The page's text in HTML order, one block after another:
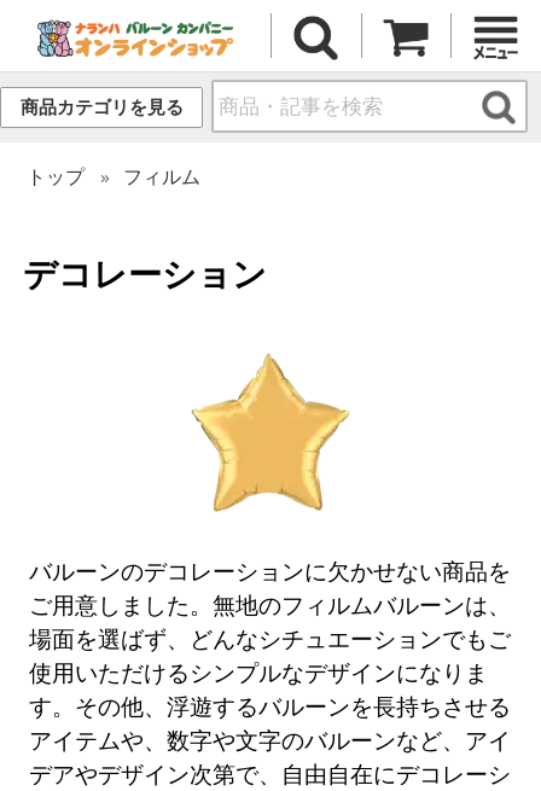
商品カテゴリを見る
トップ フィルム
デコレーション
バルーンのデコレーションに欠かせない商品を
ご用意しました。無地のフィルムバルーンは、
場面を選ばず、どんなシチュエーションでもご
使用いただけるシンプルなデザインになりま
す。その他、浮遊するバルーンを長持ちさせる
アイテムや、数字や文字のバルーンなど、アイ
デアやデザイン次第で、自由自在にデコレーシ